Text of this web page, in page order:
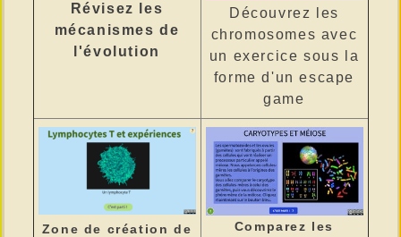
Révisez les
mécanismes de
l'évolution
Découvrez les
chromosomes avec
un exercice sous la
forme d'un escape
game
Zone de création de
Comparez les